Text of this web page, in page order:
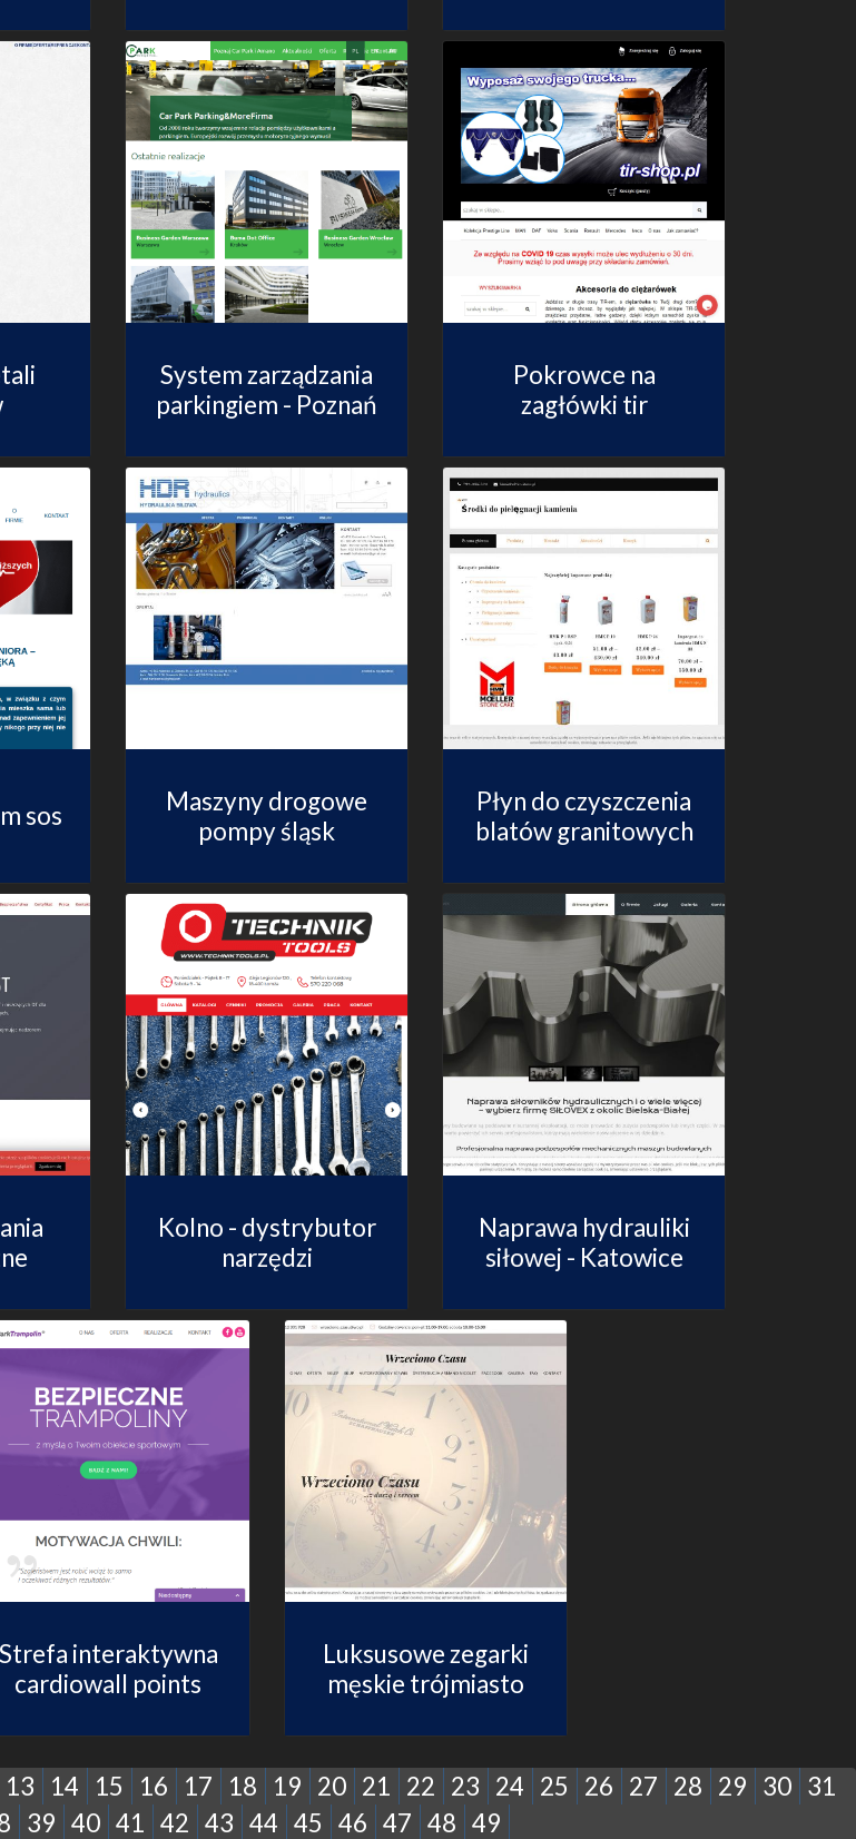
System zarządzania
parkingiem - Poznań
Pokrowce na
zagłówki tir
sos
Maszyny drogowe
pompy śląsk
Płyn do czyszczenia
blatów granitowych
Kolno - dystrybutor
narzędzi
Naprawa hydrauliki
siłowej - Katowice
Strefa interaktywna
cardiowall points
Luksusowe zegarki
męskie trójmiasto
13 14 15 16 17 18 19 20 21 22 23 24 25 26 27 28 29 30 31
39 40 41 42 43 44 45 46 47 48 49